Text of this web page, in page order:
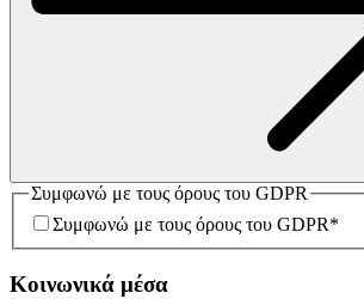
Συμφωνώ με τους όρους του GDPR
Συμφωνώ με τους όρους του GDPR*
Κοινωνικά μέσα